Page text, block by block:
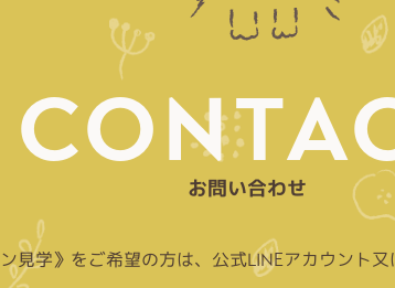
お問い合わせ
見学》をご希望の方は、 公式LINEアカウント又